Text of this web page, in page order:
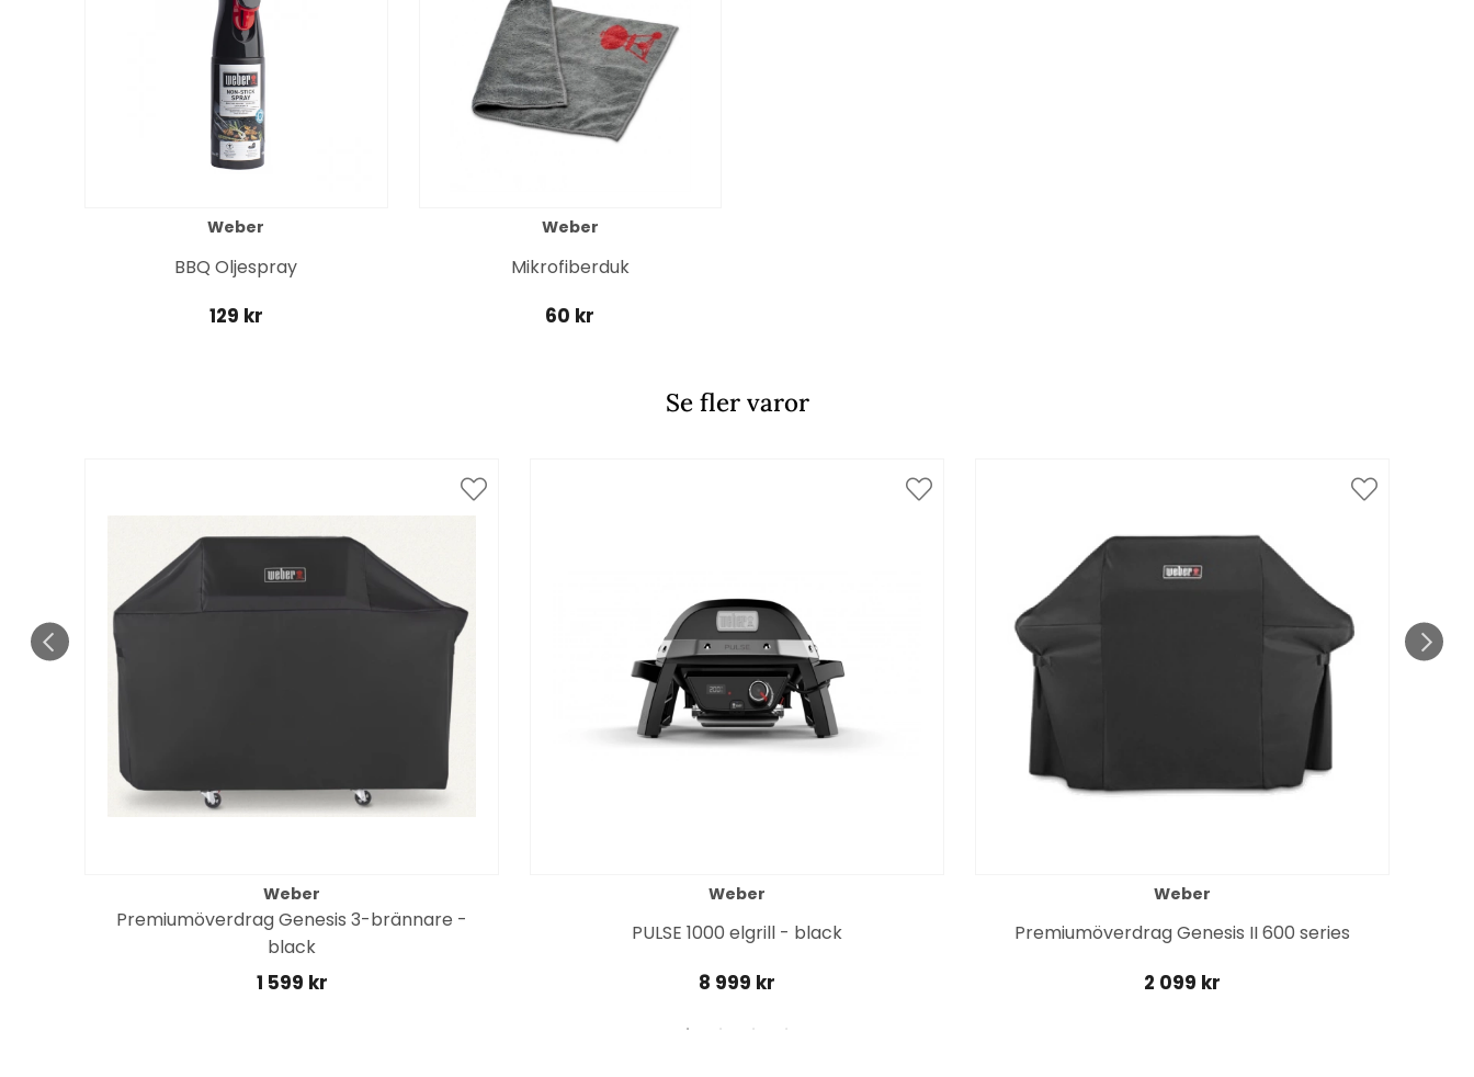
Weber
BBQ Oljespray
129 kr
Weber
Mikrofiberduk
60 kr
Se fler varor
Weber
Premiumöverdrag Genesis 3-brännare -
black
1 599 kr
Weber
PULSE 1000 elgrill - black
8 999 kr
Weber
Premiumöverdrag Genesis II 600 series
2 099 kr